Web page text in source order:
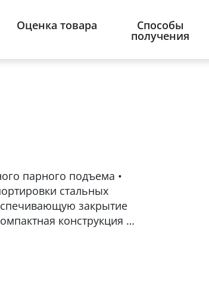
Оценка товара Способы
получения
парного подъема •
стальных
закрытие
конструкция и
корпус для
устанавливать